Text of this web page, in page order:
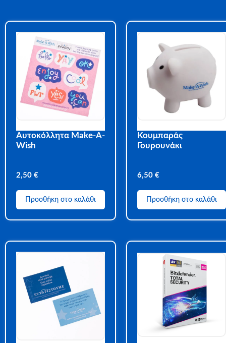
Αυτοκόλλητα Make-A-
Wish
2,50 €
Προσθήκη στο καλάθι
Κουμπαράς
Γουρουνάκι
6,50 €
Προσθήκη στο καλάθι